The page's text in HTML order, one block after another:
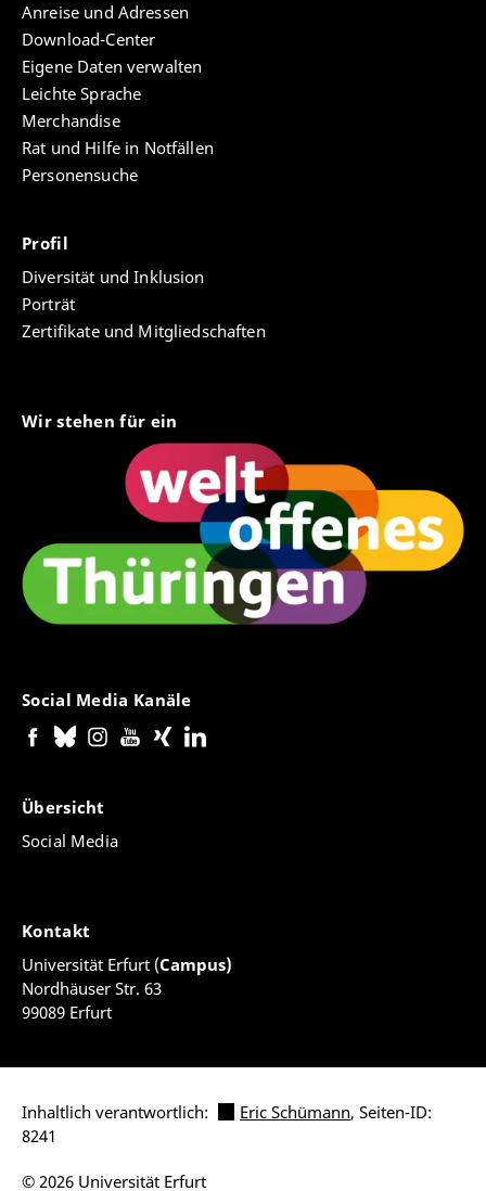
Anreise und Adressen
Download-Center
Eigene Daten verwalten
Leichte Sprache
Merchandise
Rat und Hilfe in Notfällen
Personensuche
Profil
Diversität und Inklusion
Porträt
Zertifikate und Mitgliedschaften
Wir stehen für ein
Social Media Kanäle
Übersicht
Social Media
Kontakt
Universität Erfurt (Campus)
Nordhäuser Str. 63
99089 Erfurt
Inhaltlich verantwortlich: Eric Schümann, Seiten-ID:
8241
© 2026 Universität Erfurt